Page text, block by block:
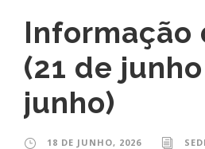
Informação
(21 de
junho)
18 DE JUNHO, 2026